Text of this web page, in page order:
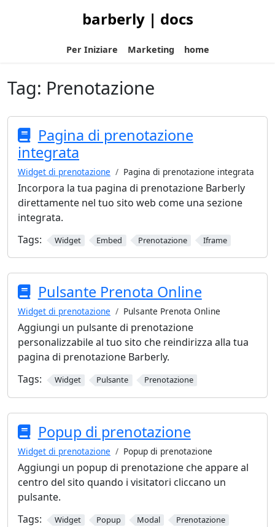
barberly | docs
Per Iniziare Marketing home
Tag: Prenotazione
Pagina di prenotazione
integrata
Widget di prenotazione Pagina di prenotazione integrata
Incorpora la tua pagina di prenotazione Barberly
direttamente nel tuo sito web come una sezione
integrata.
Tags:
Widget Embed Prenotazione Iframe
Pulsante Prenota Online
Widget di prenotazione Pulsante Prenota Online
Aggiungi un pulsante di prenotazione
personalizzabile al tuo sito che reindirizza alla tua
pagina di prenotazione Barberly.
Tags:
Widget Pulsante Prenotazione
Popup di prenotazione
Widget di prenotazione Popup di prenotazione
Aggiungi un popup di prenotazione che appare al
centro del sito quando i visitatori cliccano un
pulsante.
Tags:
Widget Popup Modal Prenotazione